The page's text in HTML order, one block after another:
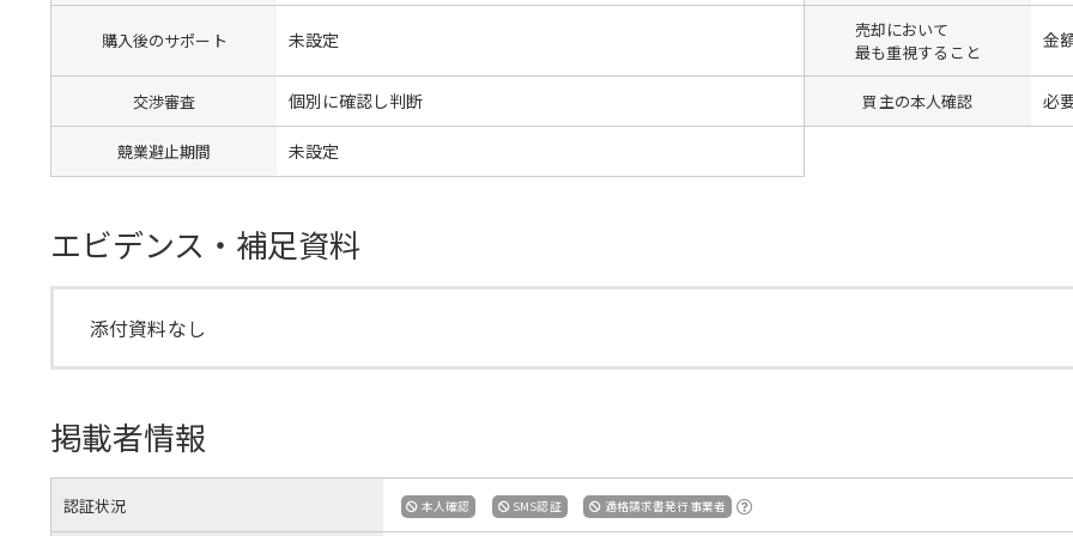
購入後のサポート 未設定
売却において
最も重視すること
金
交渉審査 個別に確認し判断 買主の本人確認 必
競業避止期間 未設定
エビデンス・補足資料
添付資料なし
掲載者情報
認証状況 本人確認 SMS認証 適格請求書発行事業者